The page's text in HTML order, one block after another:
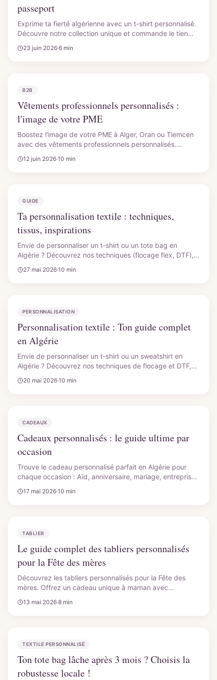
passeport
Exprime ta fierté algérienne avec un t-shirt personnalisé.
Découvre notre collection unique et commande le tien
23 juin 2026·6 min
B2B
Vêtements professionnels personnalisés :
l'image de votre PME
Boostez l'image de votre PME à Alger, Oran ou Tlemcen
avec des vêtements professionnels personnalisés.
12 juin 2026·10 min
GUIDE
Ta personnalisation textile : techniques,
tissus, inspirations
Envie de personnaliser un t-shirt ou un tote bag en
Algérie ? Découvrez nos techniques (flocage flex, DTF),
créations avec CutyCollection à Tlemcen. Qualité
27 mai 2026·10 min
PERSONNALISATION
Personnalisation textile : Ton guide complet
en Algérie
Envie de personnaliser un t-shirt ou un sweatshirt en
Algérie ? Découvrez nos techniques de flocage et DTF,
projets uniques chez CutyCollection à Tlemcen.
20 mai 2026·10 min
CADEAUX
Cadeaux personnalisés : le guide ultime par
occasion
Trouve le cadeau personnalisé parfait en Algérie pour
chaque occasion : Aïd, anniversaire, mariage, entreprise.
17 mai 2026·10 min
TABLIER
Le guide complet des tabliers personnalisés
pour la Fête des mères
Découvrez les tabliers personnalisés pour la Fête des
mères. Offrez un cadeau unique à maman avec
13 mai 2026·8 min
TEXTILE PERSONNALISÉ
Ton tote bag lâche après 3 mois ? Choisis la
robustesse locale !